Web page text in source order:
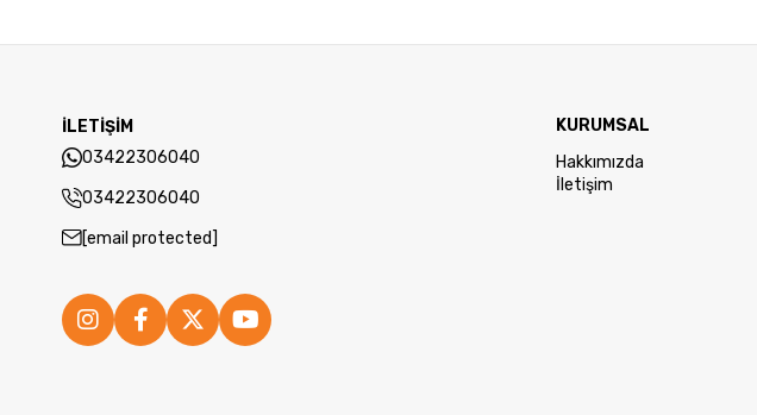
İLETİŞİM
03422306040
03422306040
[email protected]
KURUMSAL
Hakkımızda
İletişim